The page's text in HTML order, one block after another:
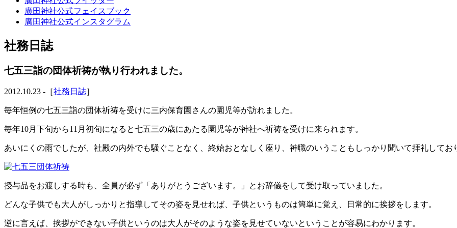
廣田神社公式フェイスブック
廣田神社公式インスタグラム
社務日誌
七五三詣の団体祈祷が執り行われました。
2012.10.23 -［社務日誌］
毎年恒例の七五三詣の団体祈祷を受けに三内保育園さんの園児等が訪れました。
毎年10月下旬から11月初旬になると七五三の歳にあたる園児等が神社へ祈祷を受けに来られます。
あいにくの雨でしたが、社殿の内外でも騒ぐことなく、終始おとなしく座り、神職のいうこともしっかり聞いて拝礼してお
授与品をお渡しする時も、全員が必ず「ありがとうございます。」とお辞儀をして受け取っていました。
どんな子供でも大人がしっかりと指導してその姿を見せれば、子供というものは簡単に覚え、日常的に挨拶をします。
逆に言えば、挨拶ができない子供というのは大人がそのような姿を見せていないということが容易にわかります。